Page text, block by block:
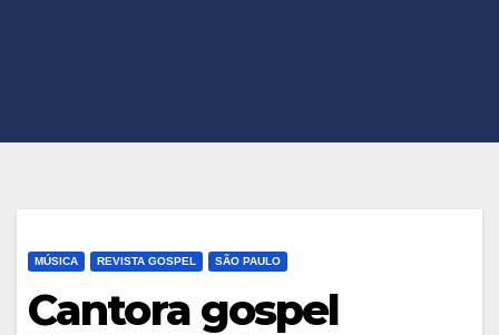
MÚSICA REVISTA GOSPEL SÃO PAULO
Cantora gospel